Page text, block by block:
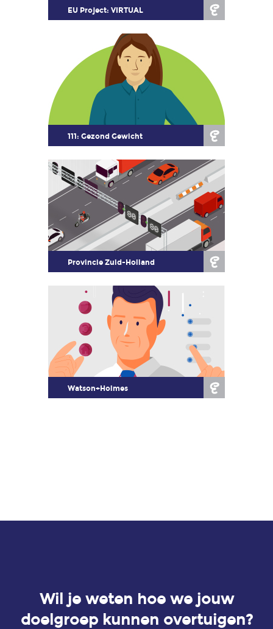
Contact
EU Project: VIRTUAL
111: Gezond Gewicht
Provincie Zuid-Holland
Watson+Holmes
Wil je weten hoe we jouw
doelgroep kunnen overtuigen?